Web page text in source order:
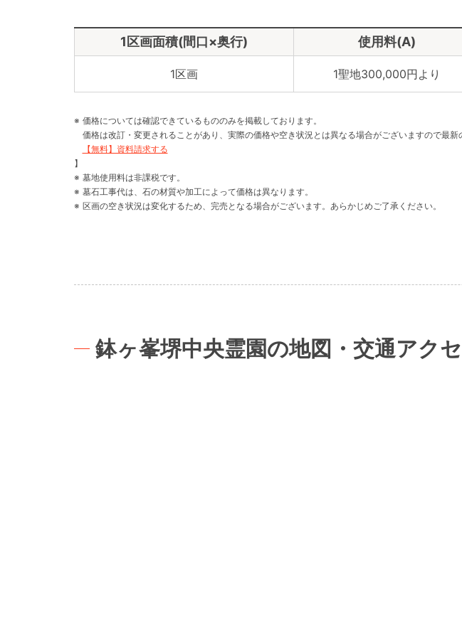
1区画面積(間口×奥行) 使用料(A)
1区画 1聖地300,000円より
価格については確認できているもののみを掲載しております。
価格は改訂・変更されることがあり、実際の価格や空き状況とは異なる場合がございますので最
【無料】資料請求する
】
墓地使用料は非課税です。
墓石工事代は、石の材質や加工によって価格は異なります。
区画の空き状況は変化するため、完売となる場合がございます。あらかじめご了承ください。
鉢ヶ峯堺中央霊園の地図・交通アク